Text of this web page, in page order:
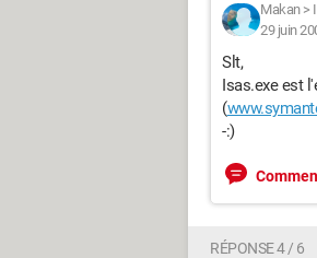
Makan>
29 juin
Slt,
Isas.exe est
(
-:)
RÉPONSE 4 / 6